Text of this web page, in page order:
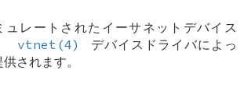
ュレートされたイーサネットデバイス
vtnet(4)
デバイスドライバによっ
されます。